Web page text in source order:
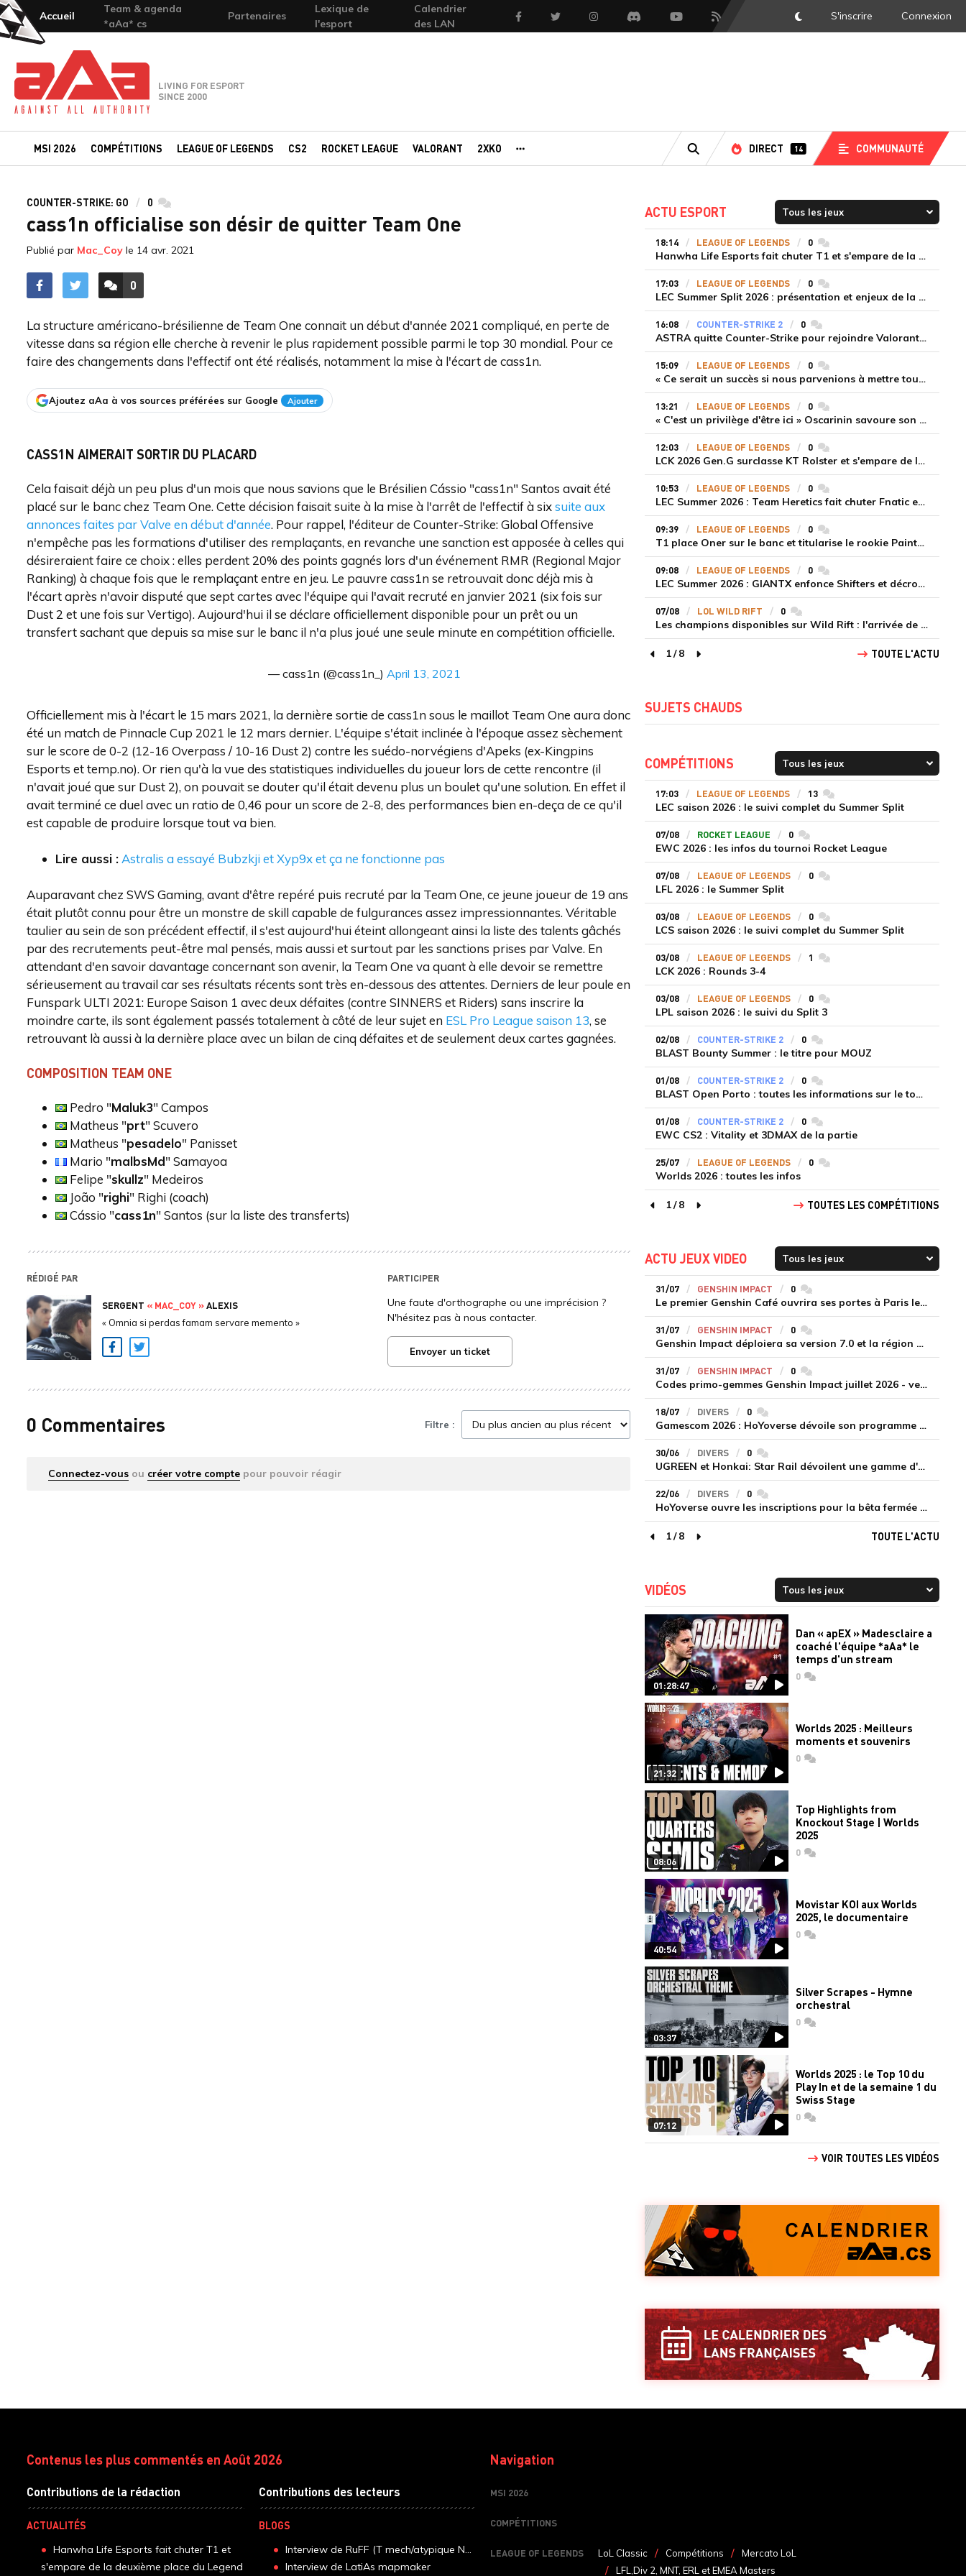
Accueil
Team & agenda
*aAa* cs
Partenaires
Lexique de
l'esport
Calendrier
des LAN
FacebookTwitter InstagramDiscord YoutubeFlux RSS DarkMode
S'inscrire Connexion
Team-aAa - against All authority
LIVING FOR ESPORT
SINCE 2000
MSI 2026 COMPÉTITIONS LEAGUE OF LEGENDS CS2 ROCKET LEAGUE VALORANT 2XKO
RECHERCHE
DIRECT 14 COMMUNAUTÉ
COUNTER-STRIKE: GO 0 commentaires
cass1n officialise son désir de quitter Team One
Publié par Mac_Coy le 14 avr. 2021
ACCÉDER AUX
0
COMMENTAIRES
La structure américano-brésilienne de Team One connait un début d'année 2021 compliqué, en perte de
vitesse dans sa région elle cherche à revenir le plus rapidement possible parmi le top 30 mondial. Pour ce
faire des changements dans l'effectif ont été réalisés, notamment la mise à l'écart de cass1n.
Ajoutez aAa à vos sources préférées sur Google Ajouter
CASS1N AIMERAIT SORTIR DU PLACARD
Cela faisait déjà un peu plus d'un mois que nous savions que le Brésilien Cássio "cass1n" Santos avait été
placé sur le banc chez Team One. Cette décision faisait suite à la mise à l'arrêt de l'effectif à sixsuite aux
annonces faites par Valve en début d'année. Pour rappel, l'éditeur de Counter-Strike: Global Offensive
n'empêche pas les formations d'utiliser des remplaçants, en revanche une sanction est apposée à celles qui
désireraient faire ce choix : elles perdent 20% des points gagnés lors d'un événement RMR (Regional Major
Ranking) à chaque fois que le remplaçant entre en jeu. Le pauvre cass1n se retrouvait donc déjà mis à
l'écart après n'avoir disputé que sept cartes avec l'équipe qui l'avait recruté en janvier 2021 (six fois sur
Dust 2 et une fois sur Vertigo). Aujourd'hui il se déclare officiellement disponible pour un prêt ou un
transfert sachant que depuis sa mise sur le banc il n'a plus joué une seule minute en compétition officielle.
— cass1n (@cass1n_) April 13, 2021
Officiellement mis à l'écart le 15 mars 2021, la dernière sortie de cass1n sous le maillot Team One aura donc
été un match de Pinnacle Cup 2021 le 12 mars dernier. L'équipe s'était inclinée à l'époque assez sèchement
sur le score de 0-2 (12-16 Overpass / 10-16 Dust 2) contre les suédo-norvégiens d'Apeks (ex-Kingpins
Esports et temp.no). Or rien qu'à la vue des statistiques individuelles du joueur lors de cette rencontre (il
n'avait joué que sur Dust 2), on pouvait se douter qu'il était devenu plus un boulet qu'une solution. En effet il
avait terminé ce duel avec un ratio de 0,46 pour un score de 2-8, des performances bien en-deça de ce qu'il
est capable de produire lorsque tout va bien.
Lire aussi : Astralis a essayé Bubzkji et Xyp9x et ça ne fonctionne pas
Auparavant chez SWS Gaming, avant d'être repéré puis recruté par la Team One, ce jeune joueur de 19 ans
était plutôt connu pour être un monstre de skill capable de fulgurances assez impressionnantes. Véritable
taulier au sein de son précédent effectif, il s'est aujourd'hui éteint allongeant ainsi la liste des talents gâchés
par des recrutements peut-être mal pensés, mais aussi et surtout par les sanctions prises par Valve. En
attendant d'en savoir davantage concernant son avenir, la Team One va quant à elle devoir se remettre
sérieusement au travail car ses résultats récents sont très en-dessous des attentes. Derniers de leur poule en
Funspark ULTI 2021: Europe Saison 1 avec deux défaites (contre SINNERS et Riders) sans inscrire la
moindre carte, ils sont également passés totalement à côté de leur sujet en ESL Pro League saison 13, se
retrouvant là aussi à la dernière place avec un bilan de cinq défaites et de seulement deux cartes gagnées.
COMPOSITION TEAM ONE
Pedro "Maluk3" Campos
Matheus "prt" Scuvero
Matheus "pesadelo" Panisset
Mario "malbsMd" Samayoa
Felipe "skullz" Medeiros
João "righi" Righi (coach)
Cássio "cass1n" Santos (sur la liste des transferts)
RÉDIGÉ PAR
SERGENT « MAC_COY »ALEXIS
« Omnia si perdas famam servare memento »
Facebook
Twitter
PARTICIPER
Une faute d'orthographe ou une imprécision ?
N'hésitez pas à nous contacter.
Envoyer un ticket
0 Commentaires Filtre :
Connectez-vous ou créer votre compte pour pouvoir réagir
ACTU ESPORT
18:14 LEAGUE OF LEGENDS 0commentaires
Hanwha Life Esports fait chuter T1 et s'empare de la deuxième place du Legend Group
17:03 LEAGUE OF LEGENDS 0commentaires
LEC Summer Split 2026 : présentation et enjeux de la troisième semaine de compétition
16:08 COUNTER-STRIKE 2 0commentaires
ASTRA quitte Counter-Strike pour rejoindre Valorant et la scène compétitive Game Changers
15:09 LEAGUE OF LEGENDS 0commentaires
« Ce serait un succès si nous parvenions à mettre tous les joueurs à niveau pour espérer atteindre les playoffs », Nukeduck et Mithy après la victoire de Team Heretics
13:21 LEAGUE OF LEGENDS 0commentaires
« C'est un privilège d'être ici » Oscarinin savoure son retour en LEC et prépare sa revanche
12:03 LEAGUE OF LEGENDS 0commentaires
LCK 2026 Gen.G surclasse KT Rolster et s'empare de la deuxième place du Legend Group
10:53 LEAGUE OF LEGENDS 0commentaires
LEC Summer 2026 : Team Heretics fait chuter Fnatic et lance enfin sa saison estivale
09:39 LEAGUE OF LEGENDS 0commentaires
T1 place Oner sur le banc et titularise le rookie Painter face à Hanwha Life Esports
09:08 LEAGUE OF LEGENDS 0commentaires
LEC Summer 2026 : GIANTX enfonce Shifters et décroche sa première victoire
07/08 LOL WILD RIFT 0commentaires
Les champions disponibles sur Wild Rift : l'arrivée de Cho'Gath
page précédente
1/8
page suivante
TOUTE L'ACTU
SUJETS CHAUDS
COMPÉTITIONS
17:03 LEAGUE OF LEGENDS 13commentaires
LEC saison 2026 : le suivi complet du Summer Split
07/08 ROCKET LEAGUE 0commentaires
EWC 2026 : les infos du tournoi Rocket League
07/08 LEAGUE OF LEGENDS 0commentaires
LFL 2026 : le Summer Split
03/08 LEAGUE OF LEGENDS 0commentaires
LCS saison 2026 : le suivi complet du Summer Split
03/08 LEAGUE OF LEGENDS 1 commentaires
LCK 2026 : Rounds 3-4
03/08 LEAGUE OF LEGENDS 0commentaires
LPL saison 2026 : le suivi du Split 3
02/08 COUNTER-STRIKE 2 0commentaires
BLAST Bounty Summer : le titre pour MOUZ
01/08 COUNTER-STRIKE 2 0commentaires
BLAST Open Porto : toutes les informations sur le tournoi
01/08 COUNTER-STRIKE 2 0commentaires
EWC CS2 : Vitality et 3DMAX de la partie
25/07 LEAGUE OF LEGENDS 0commentaires
Worlds 2026 : toutes les infos
page précédente
1/8
page suivante
TOUTES LES COMPÉTITIONS
ACTU JEUX VIDEO
31/07 GENSHIN IMPACT 0commentaires
Le premier Genshin Café ouvrira ses portes à Paris le 14 août
31/07 GENSHIN IMPACT 0commentaires
Genshin Impact déploiera sa version 7.0 et la région de Snezhnaya le 12 août
31/07 GENSHIN IMPACT 0commentaires
Codes primo-gemmes Genshin Impact juillet 2026 - version 7.0
18/07 DIVERS 0commentaires
Gamescom 2026 : HoYoverse dévoile son programme et présente deux nouveaux jeux inédits
30/06 DIVERS 0commentaires
UGREEN et Honkai: Star Rail dévoilent une gamme d'accessoires de recharge en édition limitée
22/06 DIVERS 0commentaires
HoYoverse ouvre les inscriptions pour la bêta fermée de Honkai : Nexus Anima
page précédente
1/8
page suivante
TOUTE L'ACTU
VIDÉOS
01:28:47
Dan « apEX » Madesclaire a
coaché l'équipe *aAa* le
temps d'un stream
0commentaires
21:32
Worlds 2025 : Meilleurs
moments et souvenirs
0commentaires
08:06
Top Highlights from
Knockout Stage | Worlds
2025
0commentaires
40:54
Movistar KOI aux Worlds
2025, le documentaire
0commentaires
03:37
Silver Scrapes - Hymne
orchestral
0commentaires
07:12
Worlds 2025 : le Top 10 du
Play In et de la semaine 1 du
Swiss Stage
0commentaires
VOIR TOUTES LES VIDÉOS
Contenus les plus commentés en Août 2026
Contributions de la rédaction
ACTUALITÉS
Hanwha Life Esports fait chuter T1 et
s'empare de la deuxième place du Legend
Contributions des lecteurs
BLOGS
Interview de RuFF (T mech/atypique N...
Interview de LatiAs mapmaker
Navigation
MSI 2026
COMPÉTITIONS
LEAGUE OF LEGENDS LoL Classic Compétitions
Mercato LoL
LFL,Div 2, MNT, ERL et EMEA Masters